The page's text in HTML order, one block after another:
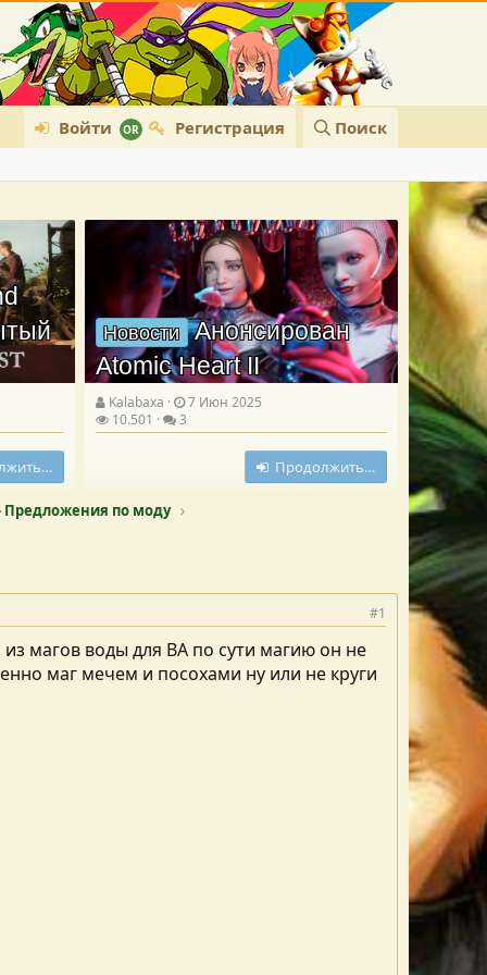
Войти Регистрация Поиск
Новости Анонсирован
Atomic Heart II
Kalabaxa
7 Июн 2025
10.501
3
Продолжить…
Предложения по моду
#1
магов воды для ВА по сути магию он не
маг мечем и посохами ну или не круги